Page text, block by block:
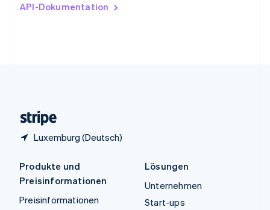
API-Dokumentation
Luxemburg (Deutsch)
English
Produkte und
Preisinformationen
Preisinformationen
Lösungen
Unternehmen
Start-ups